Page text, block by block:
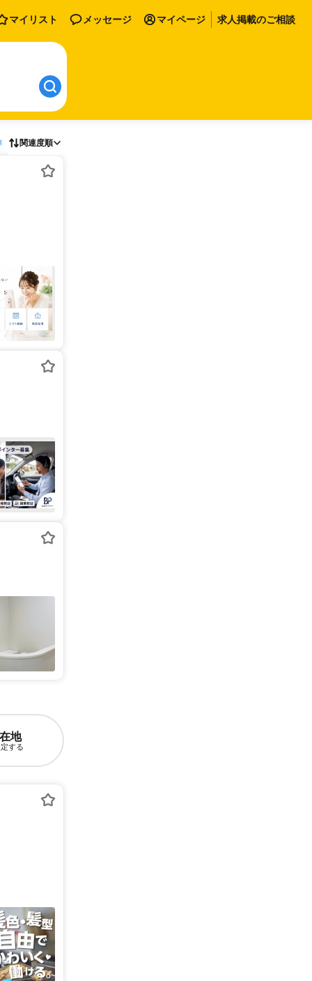
マイリスト メッセージ マイページ 求人掲載のご相談
関連度順
地
する